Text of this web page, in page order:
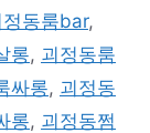
정동룸bar,
롱, 괴정동룸
싸롱, 괴정동
롱, 괴정동쩜